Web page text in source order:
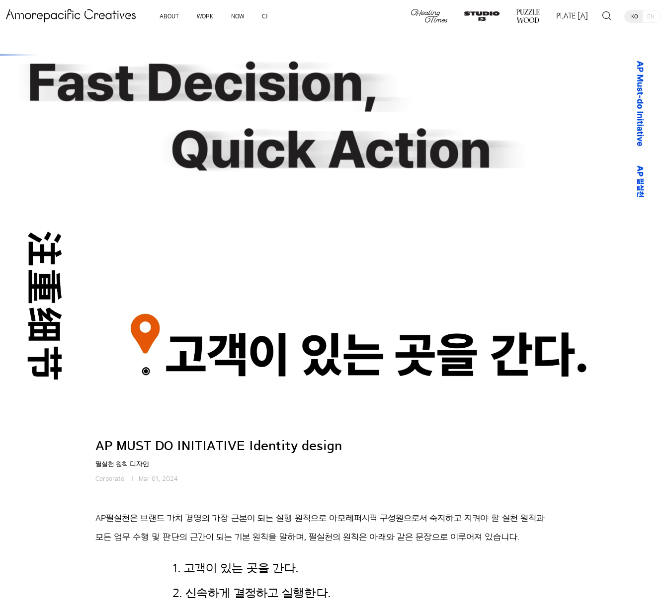
ABOUT WORK NOW CI KO EN
AP MUST DO INITIATIVE Identity design
필실천 원칙 디자인
Corporate Mar 01, 2024
AP필실천은 브랜드 가치 경영의 가장 근본이 되는 실행 원칙으로 아모레퍼시픽 구성원으로서 숙지하고 지켜야 할 실천 원칙과
모든 업무 수행 및 판단의 근간이 되는 기본 원칙을 말하며, 필실천의 원칙은 아래와 같은 문장으로 이루어져 있습니다.
1. 고객이 있는 곳을 간다.
2. 신속하게 결정하고 실행한다.